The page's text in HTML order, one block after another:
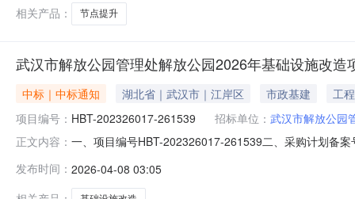
相关产品：
节点提升
武汉市解放公园管理处解放公园2026年基础设施改
中标｜中标通知 湖北省｜武汉市｜江岸区 市政基建
工程
项目编号： HBT-202326017-261539 招标单位： 武汉市解放公园
正文内容： 一、项目编号HBT-202326017-261539二、采购计划备
改造项目施工范围：解放公园2026年基础设施改造，具
发布时间： 2026-04-08 03:05